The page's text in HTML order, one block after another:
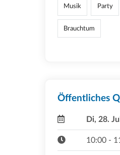
Musik Party
Brauchtum
Öffentliches
Di, 28.
10:00 -